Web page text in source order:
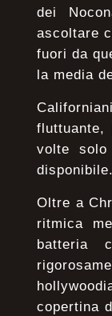
dei
ascoltare
fuori da
la media
fluttuante,
volte
disponibile.
Oltre a
ritmica
batteria
copertina